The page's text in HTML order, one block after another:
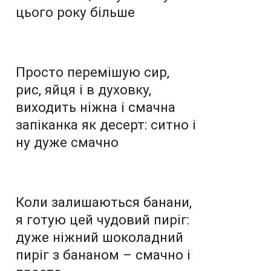
цього року більше
Просто перемішую сир,
рис, яйця і в духовку,
виходить ніжна і смачна
запіканка як десерт: ситно і
ну дуже смачно
Коли залишаються банани,
я готую цей чудовий пиріг:
дуже ніжний шоколадний
пиріг з бананом – смачно і